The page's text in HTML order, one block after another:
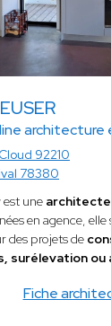
Fiche
92210
78380
est une architecte
en agence,
des projets de
surélevation